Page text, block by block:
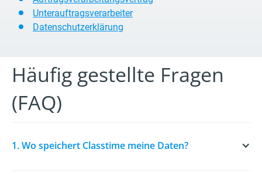
Unterauftragsverarbeiter
Datenschutzerklärung
Häufig gestellte Fragen
(FAQ)
1. Wo speichert Classtime meine Daten?